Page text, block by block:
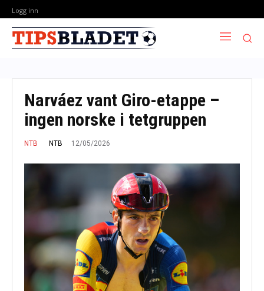
Logg inn
Narváez vant Giro-etappe –
ingen norske i tetgruppen
NTB NTB 12/05/2026